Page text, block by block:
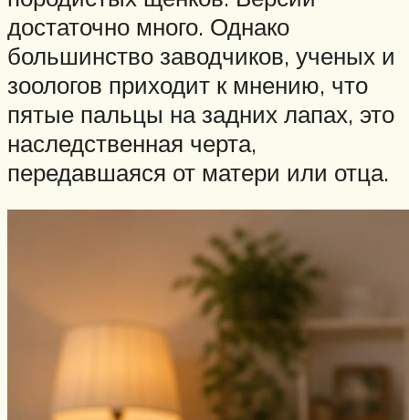
достаточно много. Однако
большинство заводчиков, ученых и
зоологов приходит к мнению, что
пятые пальцы на задних лапах, это
наследственная черта,
передавшаяся от матери или отца.